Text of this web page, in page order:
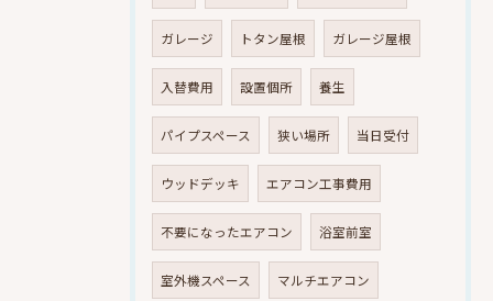
ガレージ トタン屋根 ガレージ屋根
入替費用 設置個所 養生
パイプスペース 狭い場所 当日受付
ウッドデッキ エアコン工事費用
不要になったエアコン 浴室前室
室外機スペース マルチエアコン